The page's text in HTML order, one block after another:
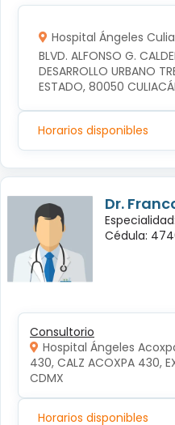
Hospital Ángeles
BLVD. ALFONSO G.
DESARROLLO URBANO
ESTADO, 80050
Horarios disponibles
Dr.
Cédula:
Consultorio
Hospital Ángeles
430, CALZ ACOXPA 430,
CDMX
Horarios disponibles